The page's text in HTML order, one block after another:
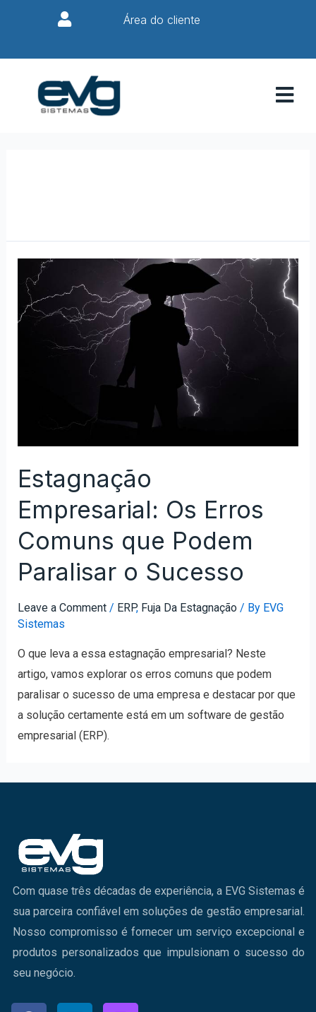
Área do cliente
Estagnação
Empresarial: Os Erros
Comuns que Podem
Paralisar o Sucesso
Leave a Comment / ERP, Fuja Da Estagnação/ By EVG
Sistemas
O que leva a essa estagnação empresarial? Neste
artigo, vamos explorar os erros comuns que podem
paralisar o sucesso de uma empresa e destacar por que
a solução certamente está em um software de gestão
empresarial (ERP).
Com quase três décadas de experiência, a EVG Sistemas é
sua parceira confiável em soluções de gestão empresarial.
Nosso compromisso é fornecer um serviço excepcional e
produtos personalizados que impulsionam o sucesso do
seu negócio.